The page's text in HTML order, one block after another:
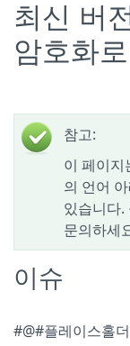
최신 버
암호화
참고:
이 페이지
의 언어
있습니다.
문의하세
이슈
#@#플레이스홀